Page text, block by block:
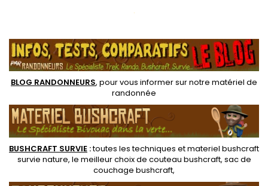
.
BLOG RANDONNEURS, pour vous informer sur notre matériel de
randonnée
BUSHCRAFT SURVIE :toutes les techniques etmateriel bushcraft
survie nature, le meilleur choix de couteau bushcraft, sac de
couchage bushcraft,